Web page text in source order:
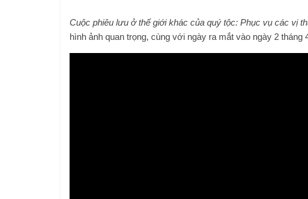
Cuộc phiêu lưu ở thế giới khác của quý tộc: Phục vụ các vị
hình ảnh quan trọng, cùng với ngày ra mắt vào ngày 2 tháng